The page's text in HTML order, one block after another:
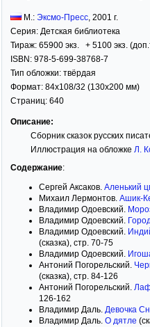
М.: Эксмо-Пресс, 2001 г.
Серия: Детская библиотека
Тираж: 65900 экз. + 5100 экз.
ISBN: 978-5-699-38768-7
Тип обложки: твёрдая
Формат: 84x108/32 (130x200 мм)
Страниц: 640
Описание:
Сборник сказок русских
Иллюстрация на обложке Л.
Содержание:
Сергей Аксаков. Аленький
Михаил Лермонтов. Ашик-
Владимир Одоевский.
Владимир Одоевский.
Владимир Одоевский.
(сказка), стр. 70-75
Владимир Одоевский.
Антоний Погорельский.
(сказка), стр. 84-126
Антоний Погорельский.
126-162
Владимир Даль. Девочка
Владимир Даль. О дятле